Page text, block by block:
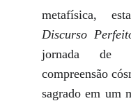
metafísica,
Discurso
jornada de
compreensão
sagrado em um